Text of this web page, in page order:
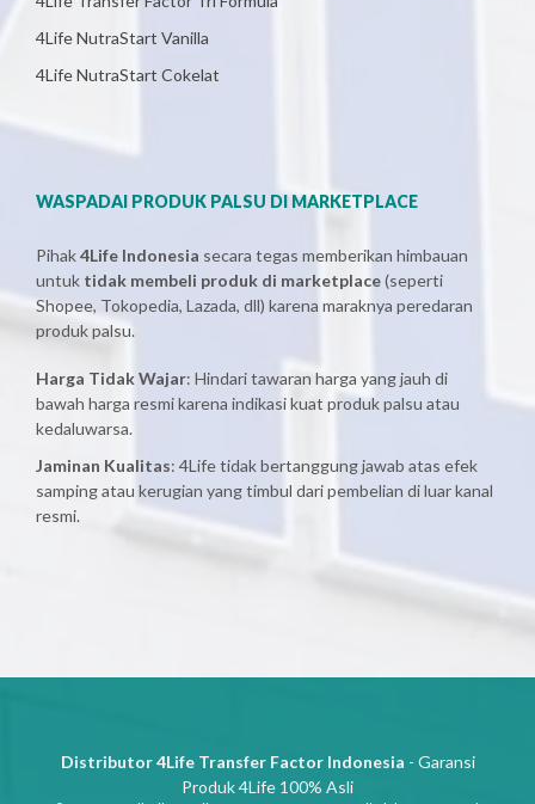
4Life NutraStart Vanilla
4Life NutraStart Cokelat
WASPADAI PRODUK PALSU DI MARKETPLACE
Pihak4Life Indonesia secara tegas memberikan himbauan
untuk tidak membeli produk di marketplace(seperti
Shopee, Tokopedia, Lazada, dll) karena maraknya peredaran
produk palsu.
Harga Tidak Wajar: Hindari tawaran harga yang jauh di
bawah harga resmi karena indikasi kuat produk palsu atau
kedaluwarsa.
Jaminan Kualitas: 4Life tidak bertanggung jawab atas efek
samping atau kerugian yang timbul dari pembelian di luar kanal
resmi.
Distributor 4Life Transfer Factor Indonesia - Garansi
Produk 4Life 100% Asli